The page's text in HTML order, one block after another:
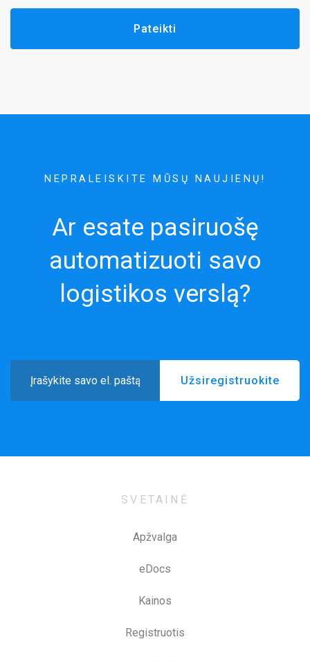
NEPRALEISKITE MŪSŲ NAUJIENŲ!
Ar esate pasiruošę
automatizuoti savo
logistikos verslą?
SVETAINĖ
Apžvalga
eDocs
Kainos
Registruotis